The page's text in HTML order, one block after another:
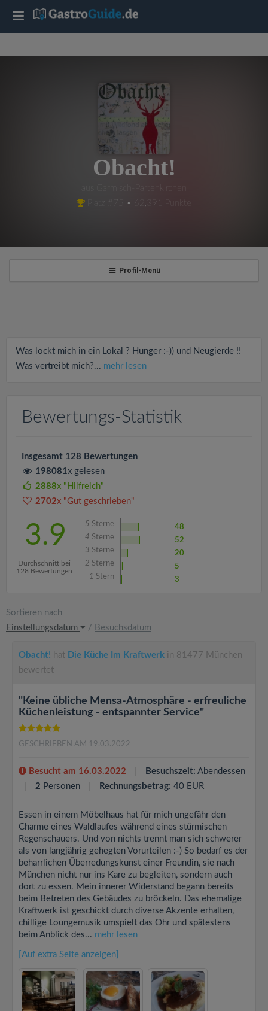
Obacht!
Platz #75 • 62,391 Punkte
Profil-Menü
Was lockt mich in ein Lokal ? Hunger :-)) und Neugierde !!
Was vertreibt mich?... mehr lesen
Bewertungs-Statistik
Insgesamt 128 Bewertungen
198081x gelesen
2888x "Hilfreich"
2702x "Gut geschrieben"
3.9
Durchschnitt bei
128 Bewertungen
5 Sterne
48
4 Sterne
52
3 Sterne
20
2 Sterne
5
1 Stern 3
Sortieren nach
Einstellungsdatum
/ Besuchsdatum
Obacht! hat Die Küche Im Kraftwerk in 81477 München
bewertet
"Keine übliche Mensa-Atmosphäre - erfreuliche
Küchenleistung - entspannter Service"
GESCHRIEBEN AM 19.03.2022
Besucht am 16.03.2022 Besuchszeit: Abendessen
2 Personen Rechnungsbetrag: 40 EUR
Essen in einem Möbelhaus hat für mich ungefähr den
Charme eines Waldlaufes während eines stürmischen
Regenschauers. Und von nichts trennt man sich schwerer
als von langjährig gehegten Vorurteilen :-) So bedarf es der
beharrlichen Überredungskunst einer Freundin, sie nach
München nicht nur ins Kare zu begleiten, sondern auch
dort zu essen. Mein innerer Widerstand begann bereits
beim Betreten des Gebäudes zu bröckeln. Das ehemalige
Kraftwerk ist geschickt durch diverse Akzente erhalten,
chillige Loungemusik umspielt das Ohr und spätestens
beim Anblick des... mehr lesen
[Auf extra Seite anzeigen]
T
a
o
n